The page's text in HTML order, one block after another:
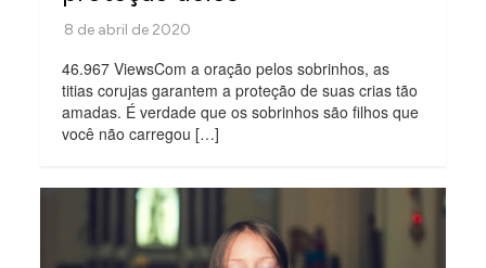
46.967 ViewsCom a oração pelos sobrinhos, as
titias corujas garantem a proteção de suas crias tão
amadas. É verdade que os sobrinhos são filhos que
você não carregou […]